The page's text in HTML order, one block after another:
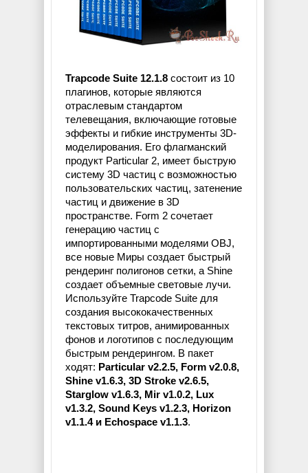
Trapcode Suite 12.1.8 состоит из 10
плагинов, которые являются
отраслевым стандартом
телевещания, включающие готовые
эффекты и гибкие инструменты 3D-
моделирования. Его флагманский
продукт Particular 2, имеет быструю
систему 3D частиц с возможностью
пользовательских частиц, затенение
частиц и движение в 3D
пространстве. Form 2 сочетает
генерацию частиц с
импортированными моделями OBJ,
все новые Миры создает быстрый
рендеринг полигонов сетки, а Shine
создает объемные световые лучи.
Используйте Trapcode Suite для
создания высококачественных
текстовых титров, анимированных
фонов и логотипов с последующим
быстрым рендерингом. В пакет
ходят: Particular v2.2.5, Form v2.0.8,
Shine v1.6.3, 3D Stroke v2.6.5,
Starglow v1.6.3, Mir v1.0.2, Lux
v1.3.2, Sound Keys v1.2.3, Horizon
v1.1.4 и Echospace v1.1.3.